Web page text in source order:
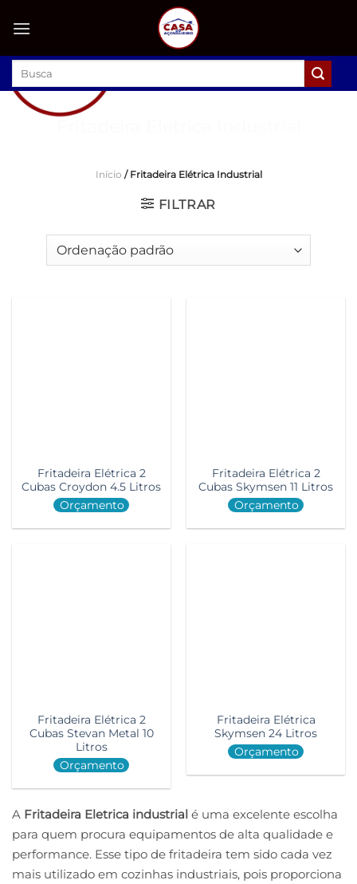
Pesquisar
Início /Fritadeira Elétrica Industrial
FILTRAR
Fritadeira Elétrica 2
Cubas Croydon 4.5 Litros
Orçamento
Fritadeira Elétrica 2
Cubas Skymsen 11 Litros
Orçamento
Fritadeira Elétrica 2
Cubas Stevan Metal 10
Litros
Orçamento
Fritadeira Elétrica
Skymsen 24 Litros
Orçamento
A Fritadeira Eletrica industrial é uma excelente escolha
para quem procura equipamentos de alta qualidade e
performance. Esse tipo de fritadeira tem sido cada vez
mais utilizado em cozinhas industriais, pois proporciona